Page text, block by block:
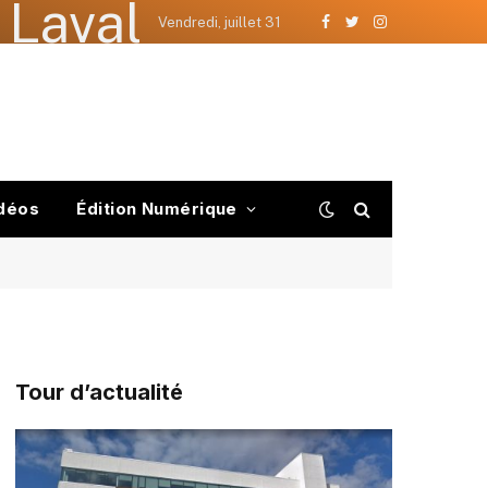
Vendredi, juillet 31
Facebook
TwitterInstagram
Édition Numérique
Tour d’actualité